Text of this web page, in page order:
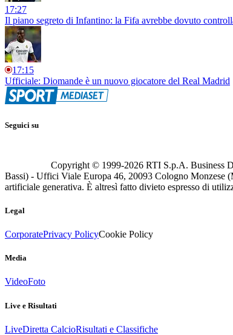
17:27
Il piano segreto di Infantino: la Fifa avrebbe dovuto
17:15
Ufficiale: Diomande è un nuovo giocatore del Real Madrid
Seguici su
Copyright © 1999-2026 RTI S.p.A. Business
Bassi) - Uffici Viale Europa 46, 20093 Cologno Monzese
artificiale generativa. È altresì fatto divieto espresso di
Legal
CorporatePrivacy PolicyCookie Policy
Media
VideoFoto
Live e Risultati
LiveDiretta CalcioRisultati e Classifiche